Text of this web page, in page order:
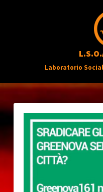
a
c
o
t
Laboratorio